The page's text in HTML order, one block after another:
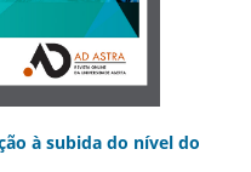
à subida do nível do